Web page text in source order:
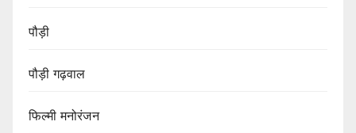
पौड़ी
पौड़ी गढ़वाल
फिल्मी मनोरंजन